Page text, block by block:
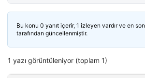
Bu konu 0 yanıt içerir, 1 izleyen vardır ve en son
tarafından güncellenmiştir.
1 yazı görüntüleniyor (toplam 1)